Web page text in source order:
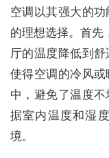
空调以其强大的
的理想选择。首先
厅的温度降低到
使得空调的冷风
中，避免了温度
据室内温度和湿
境。